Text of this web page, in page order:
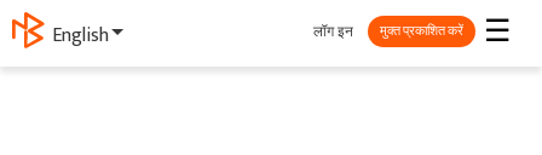
English ☰
लॉग इन मुक्त प्रकाशित करें